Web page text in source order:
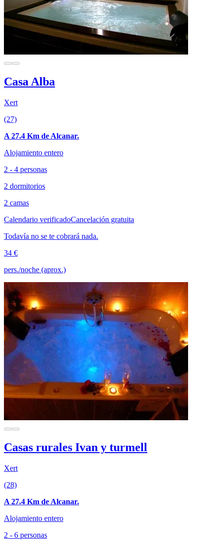
Casa Alba
Xert
(27)
A 27.4 Km de Alcanar.
Alojamiento entero
2 - 4 personas
2 dormitorios
2 camas
Calendario verificadoCancelación gratuita
Todavía no se te cobrará nada.
34 €
pers./noche (aprox.)
Casas rurales Ivan y turmell
Xert
(28)
A 27.4 Km de Alcanar.
Alojamiento entero
2 - 6 personas